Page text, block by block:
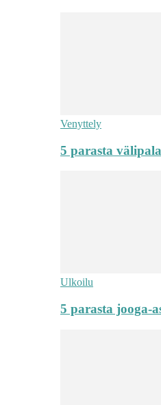
Venyttely
5 parasta
Ulkoilu
5 parasta jooga-